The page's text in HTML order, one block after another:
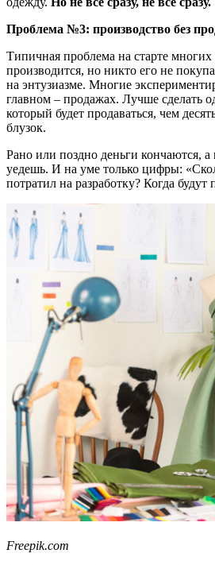
Проблема №3: производство без
Типичная проблема на старте многих
производится, но никто его не
на энтузиазме. Многие
главном – продажах. Лучше сделать
который будет продаваться, чем
блузок.
Рано или поздно деньги кончаются, а
уедешь. И на уме только цифры: «
потратил на разработку? Когда
Freepik.com